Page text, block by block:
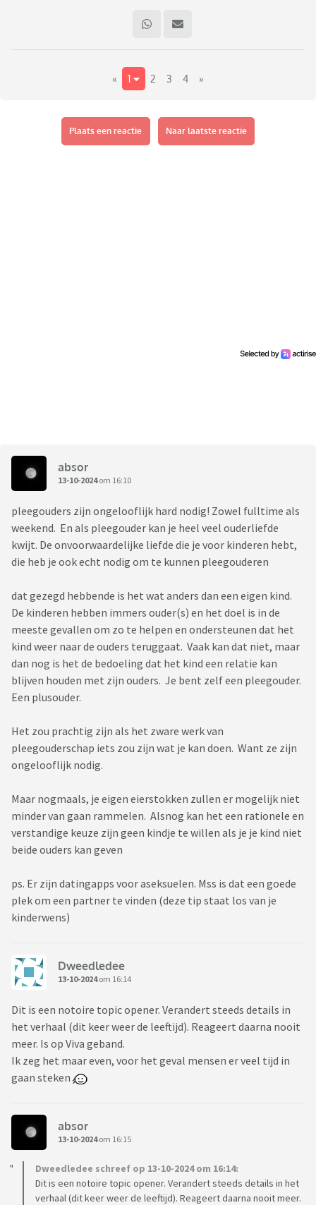
« 1 2 3 4 »
Plaats een reactie Naar laatste reactie
absor
13-10-2024om 16:10
pleegouders zijn ongelooflijk hard nodig! Zowel fulltime als
weekend. En als pleegouder kan je heel veel ouderliefde
kwijt. De onvoorwaardelijke liefde die je voor kinderen hebt,
die heb je ook echt nodig om te kunnen pleegouderen
dat gezegd hebbende is het wat anders dan een eigen kind.
De kinderen hebben immers ouder(s) en het doel is in de
meeste gevallen om zo te helpen en ondersteunen dat het
kind weer naar de ouders teruggaat. Vaak kan dat niet, maar
dan nog is het de bedoeling dat het kind een relatie kan
blijven houden met zijn ouders. Je bent zelf een pleegouder.
Een plusouder.
Het zou prachtig zijn als het zware werk van
pleegouderschap iets zou zijn wat je kan doen. Want ze zijn
ongelooflijk nodig.
Maar nogmaals, je eigen eierstokken zullen er mogelijk niet
minder van gaan rammelen. Alsnog kan het een rationele en
verstandige keuze zijn geen kindje te willen als je je kind niet
beide ouders kan geven
ps. Er zijn datingapps voor aseksuelen. Mss is dat een goede
plek om een partner te vinden (deze tip staat los van je
kinderwens)
Dweedledee
13-10-2024om 16:14
Dit is een notoire topic opener. Verandert steeds details in
het verhaal (dit keer weer de leeftijd). Reageert daarna nooit
meer. Is op Viva geband.
Ik zeg het maar even, voor het geval mensen er veel tijd in
gaan steken
absor
13-10-2024om 16:15
Dweedledee schreef op 13-10-2024 om 16:14:
Dit is een notoire topic opener. Verandert steeds details in het
verhaal (dit keer weer de leeftijd). Reageert daarna nooit meer.